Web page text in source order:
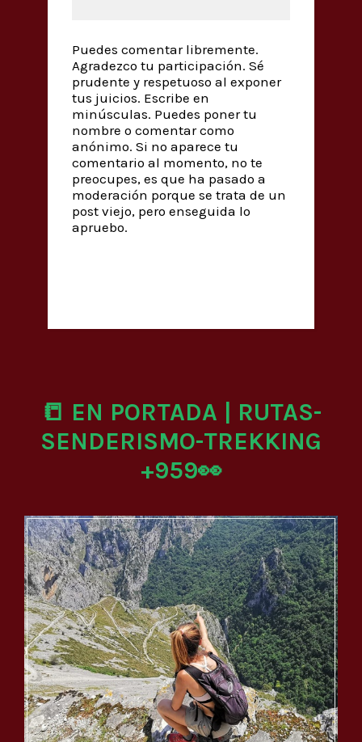
Puedes comentar libremente.
Agradezco tu participación. Sé
prudente y respetuoso al exponer
tus juicios. Escribe en
minúsculas. Puedes poner tu
nombre o comentar como
anónimo. Si no aparece tu
comentario al momento, no te
preocupes, es que ha pasado a
moderación porque se trata de un
post viejo, pero enseguida lo
apruebo.
📒 EN PORTADA | RUTAS-
SENDERISMO-TREKKING
+959👀